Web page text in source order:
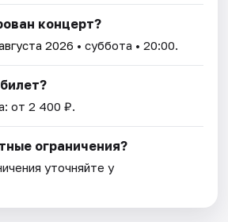
концерт?
2026 • суббота • 20:00.
от 2 400 ₽.
ограничения?
уточняйте у